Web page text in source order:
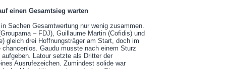
einen Gesamtsieg warten
Sachen Gesamtwertung nur wenig zusammen.
– FDJ), Guillaume Martin (Cofidis) und
gleich drei Hoffnungsträger am Start, doch im
Gaudu musste nach einem Sturz
Latour setzte als Dritter der
Ausrufezeichen. Zumindest solide war